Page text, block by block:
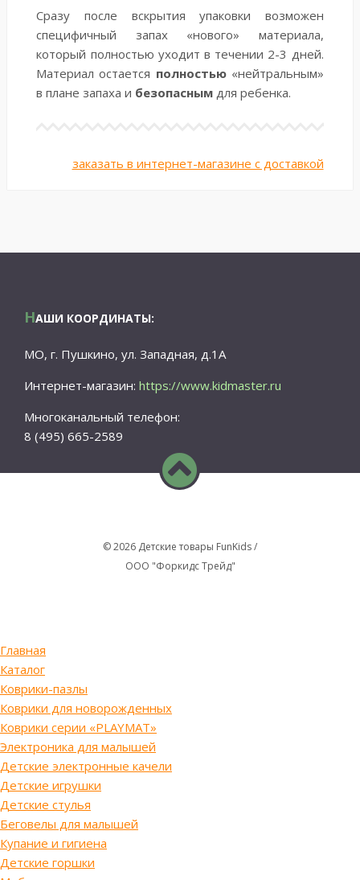
Сразу после вскрытия упаковки возможен
специфичный запах «нового» материала,
который полностью уходит в течении 2-3 дней.
Материал остается полностью«нейтральным»
в плане запаха и безопасным для ребенка.
заказать в интернет-магазине с доставкой
НАШИ КООРДИНАТЫ:
МО, г. Пушкино, ул. Западная, д.1А
Интернет-магазин:https://www.kidmaster.ru
Многоканальный телефон:
8 (495) 665-2589
© 2026 Детские товары FunKids /
ООО "Форкидс Трейд"
Главная
Каталог
Коврики-пазлы
Коврики для новорожденных
Коврики серии «PLAYMAT»
Электроника для малышей
Детские электронные качели
Детские игрушки
Детские стулья
Беговелы для малышей
Купание и гигиена
Детские горшки